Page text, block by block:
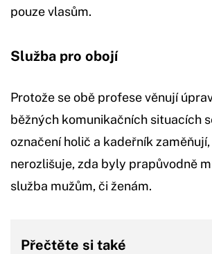
pouze vlasům.
Služba pro obojí
Protože se obě profese věnují
běžných komunikačních situacích
označení holič a kadeřník zaměňují,
nerozlišuje, zda byly prapůvodně
služba mužům, či ženám.
Přečtěte si také